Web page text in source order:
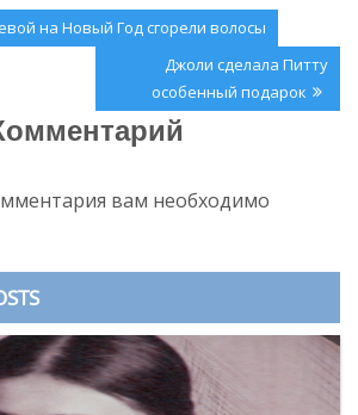
на Новый Год сгорели волосы
Next
Post:
Джоли сделала Питту
особенный подарок
вам необходимо